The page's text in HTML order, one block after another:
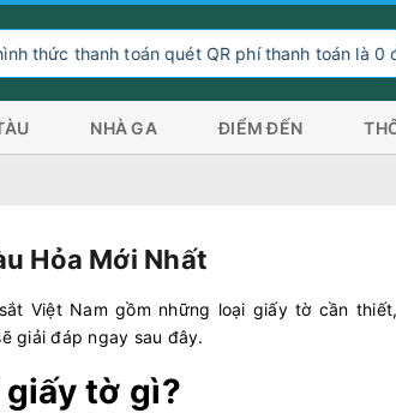
QR phí thanh toán là 0 đồng, ngoài hình
NHÀ GA ĐIỂM ĐẾN
Hỏa Mới Nhất
Việt Nam gồm những loại giấy tờ cần
giải đáp ngay sau đây.
tờ gì?